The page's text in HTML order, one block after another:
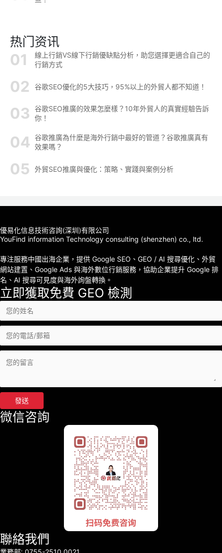
热门资讯
線上行銷VS線下行銷優缺點分析，助您選擇更適合自己的
行銷方式
谷歌SEO優化的5大技巧，95%以上的外貿人都不知道！
谷歌SEO推廣的效果怎麼樣？10年外貿人的真實經驗告訴
你！
谷歌推廣為什麼是海外行銷中最好的管道？谷歌推廣真有
效果嗎？
外貿SEO推廣與優化：策略、實踐與案例分析
優易化信息技術咨詢(深圳)有限公司
YouFind information Technology consulting (shenzhen) co., ltd.
專注服務中國出海企業，提供 Google SEO、GEO / AI 搜尋優化、外貿
網站建置、Google Ads 與海外數位行銷服務，協助企業提升 Google 排
名、AI 搜尋可見度與海外詢盤轉換。
立即獲取免費 GEO 檢測
發送
微信咨詢
聯絡我們